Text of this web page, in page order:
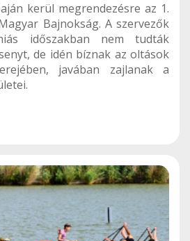
kerül megrendezésre az 1.
Bajnokság. A szervezők
időszakban nem tudták
de idén bíznak az oltások
javában zajlanak a